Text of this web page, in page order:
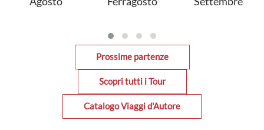
Prossime partenze
Scopri tutti i Tour
Catalogo Viaggi d'Autore